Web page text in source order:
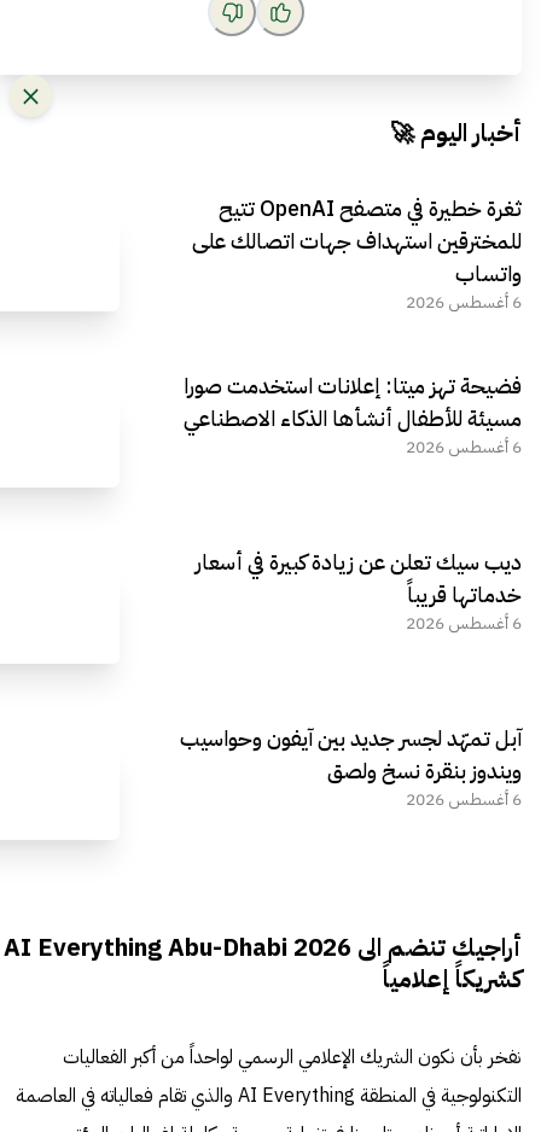
أخبار اليوم 🚀
ثغرة خطيرة في متصفح OpenAI تتيح
للمخترقين استهداف جهات اتصالك على
واتساب
6 أغسطس 2026
فضيحة تهز ميتا: إعلانات استخدمت صورا
مسيئة للأطفال أنشأها الذكاء الاصطناعي
6 أغسطس 2026
ديب سيك تعلن عن زيادة كبيرة في أسعار
خدماتها قريباً
6 أغسطس 2026
آبل تمهّد لجسر جديد بين آيفون وحواسيب
ويندوز بنقرة نسخ ولصق
6 أغسطس 2026
أراجيك تنضم الى AI Everything Abu-Dhabi 2026
كشريكاً إعلامياً
نفخر بأن نكون الشريك الإعلامي الرسمي لواحداً من أكبر الفعاليات
التكنولوجية في المنطقة AI Everything والذي تقام فعالياته في العاصمة